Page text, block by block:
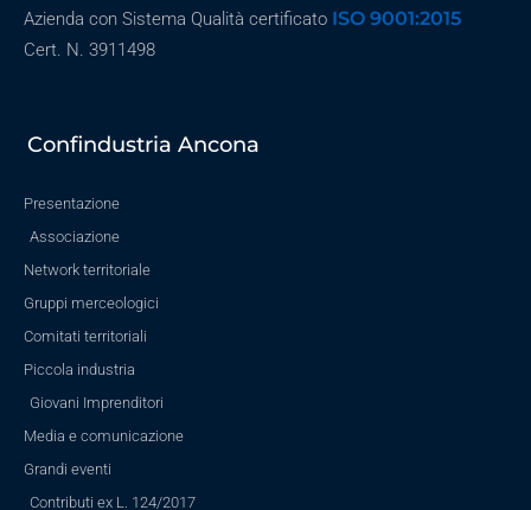
Azienda con Sistema Qualità certificato ISO 9001:2015
Cert. N. 3911498
Confindustria Ancona
Presentazione
Associazione
Network territoriale
Gruppi merceologici
Comitati territoriali
Piccola industria
Giovani Imprenditori
Media e comunicazione
Grandi eventi
Contributi ex L. 124/2017